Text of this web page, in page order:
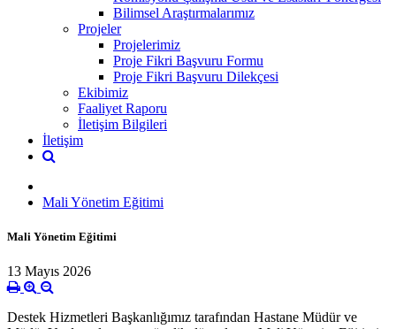
Bilimsel Araştırmalarımız
Projeler
Projelerimiz
Proje Fikri Başvuru Formu
Proje Fikri Başvuru Dilekçesi
Ekibimiz
Faaliyet Raporu
İletişim Bilgileri
İletişim
Mali Yönetim Eğitimi
Mali Yönetim Eğitimi
13 Mayıs 2026
Destek Hizmetleri Başkanlığımız tarafından Hastane Müdür ve